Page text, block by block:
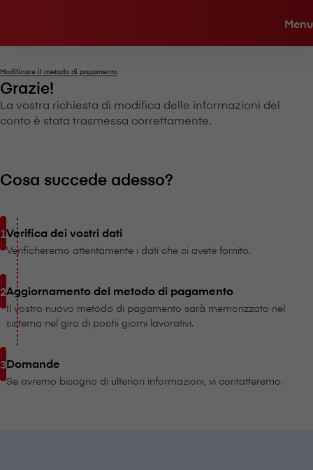
Menu
Modificare il metodo di pagamento
Grazie!
La vostra richiesta di modifica delle informazioni del
conto è stata trasmessa correttamente.
Cosa succede adesso?
Verifica dei vostri dati
Verificheremo attentamente i dati che ci avete fornito.
Aggiornamento del metodo di pagamento
Il vostro nuovo metodo di pagamento sarà memorizzato nel
sistema nel giro di pochi giorni lavorativi.
Domande
Se avremo bisogno di ulteriori informazioni, vi contatteremo.